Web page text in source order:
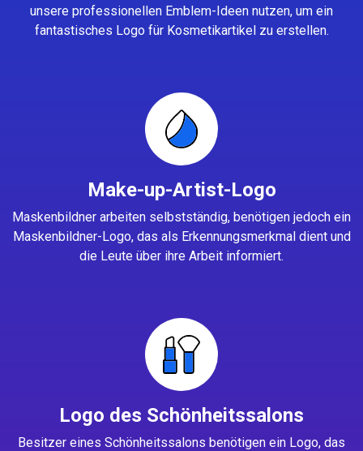
unsere professionellen Emblem-Ideen nutzen, um ein
fantastisches Logo für Kosmetikartikel zu erstellen.
Make-up-Artist-Logo
Maskenbildner arbeiten selbstständig, benötigen jedoch ein
Maskenbildner-Logo, das als Erkennungsmerkmal dient und
die Leute über ihre Arbeit informiert.
Logo des Schönheitssalons
Besitzer eines Schönheitssalons benötigen ein Logo, das